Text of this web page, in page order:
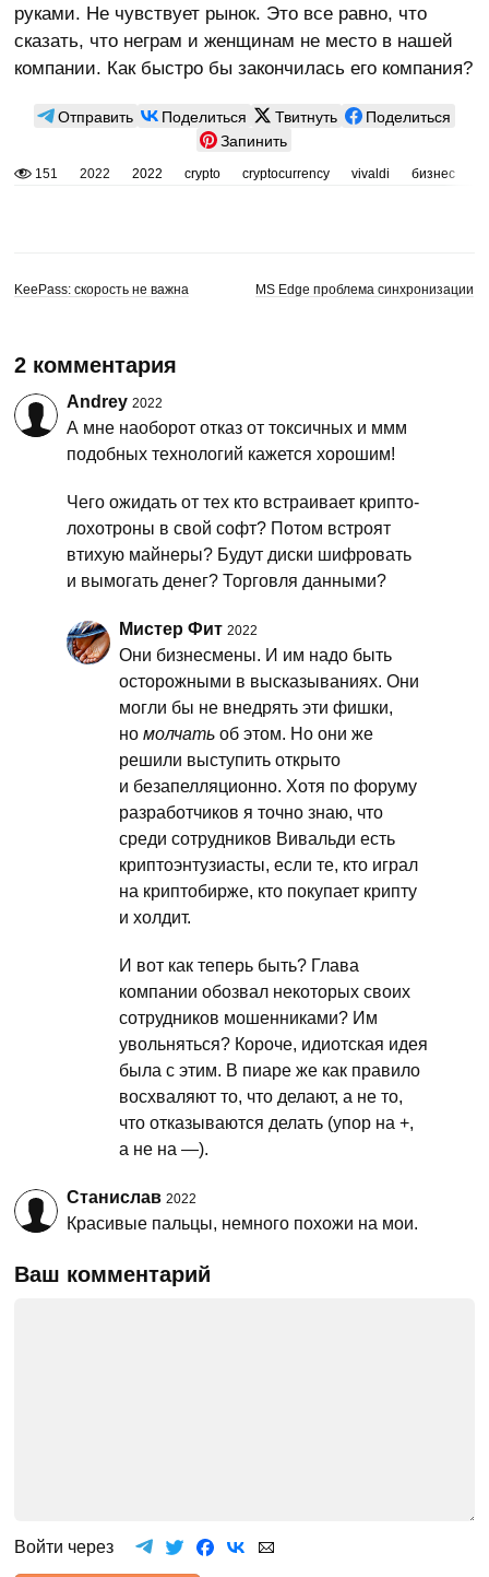
руками. Не чувствует рынок. Это все равно, что
сказать, что неграм и женщинам не место в нашей
компании. Как быстро бы закончилась его компания?
Отправить Поделиться Твитнуть
Поделиться
Запинить
151 2022 2022 crypto cryptocurrency vivaldi бизнес
KeePass: скорость не важна MS Edge проблема синхронизации
2 комментария
Andrey 2022
А мне наоборот отказ от токсичных и ммм
подобных технологий кажется хорошим!
Чего ожидать от тех кто встраивает крипто-
лохотроны в свой софт? Потом встроят
втихую майнеры? Будут диски шифровать
и вымогать денег? Торговля данными?
Мистер Фит 2022
Они бизнесмены. И им надо быть
осторожными в высказываниях. Они
могли бы не внедрять эти фишки,
номолчать об этом. Но они же
решили выступить открыто
и безапелляционно. Хотя по форуму
разработчиков я точно знаю, что
среди сотрудников Вивальди есть
криптоэнтузиасты, если те, кто играл
на криптобирже, кто покупает крипту
и холдит.
И вот как теперь быть? Глава
компании обозвал некоторых своих
сотрудников мошенниками? Им
увольняться? Короче, идиотская идея
была с этим. В пиаре же как правило
восхваляют то, что делают, а не то,
что отказываются делать (упор на +,
а не на —).
Станислав 2022
Красивые пальцы, немного похожи на мои.
Ваш комментарий
Войти через